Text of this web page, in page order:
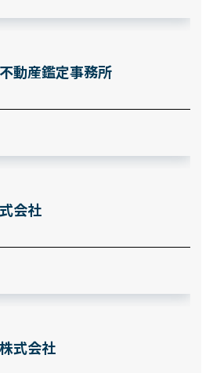
動産鑑定事務所
会社
式会社